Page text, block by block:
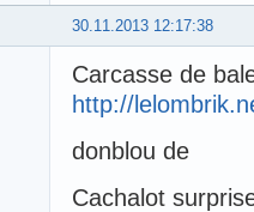
30.11.2013 12:17:38
Carcasse de
http://
donblou de
Cachalot